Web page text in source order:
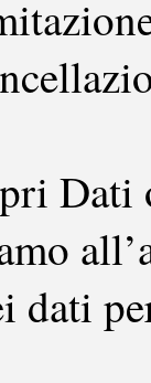
Dati
dati